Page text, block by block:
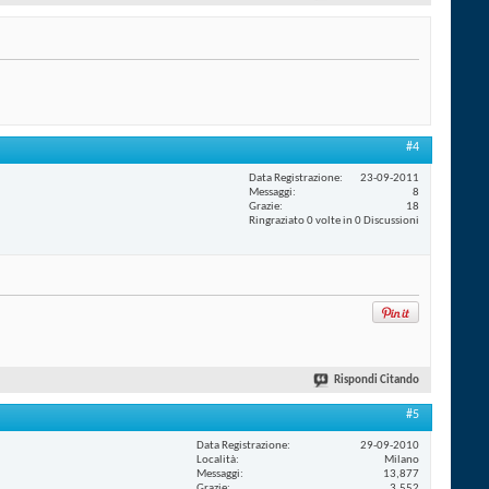
#4
Data Registrazione
23-09-2011
Messaggi
8
Grazie
18
Ringraziato 0 volte in 0 Discussioni
Rispondi Citando
#5
Data Registrazione
29-09-2010
Località
Milano
Messaggi
13,877